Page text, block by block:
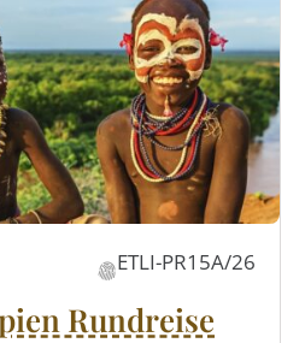
ETLI-PR15A/26
Rundreise